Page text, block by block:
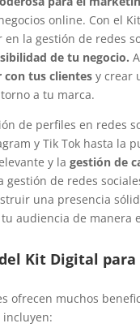
online. Con el
la gestión de redes
de tu negocio.
con tus clientesy crear
a tu marca.
de perfiles en redes
y Tik Tok hasta la
y la gestión de
gestión de redes
una presencia
audiencia de manera
Kit Digital
ofrecen muchos